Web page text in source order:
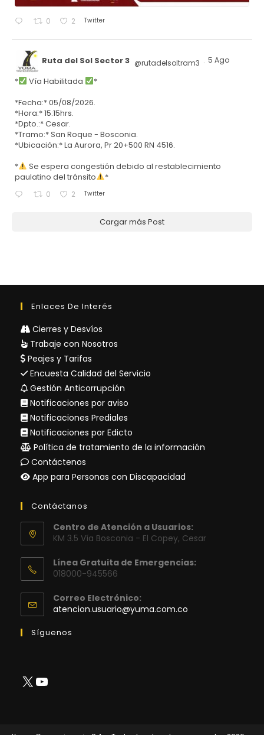
0 2 Twitter
Ruta del Sol Sector 3 @rutadelsoltram3 · 5 Ago
* Vía Habilitada
*
*Fecha:* 05/08/2026.
*Hora:* 15:15hrs.
*Dpto.:* Cesar.
*Tramo:* San Roque - Bosconia.
*Ubicación:* La Aurora, Pr 20+500 RN 4516.
*
Se espera congestión debido al restablecimiento
paulatino del tránsito
*
0 2 Twitter
Cargar más Post
Enlaces De Interés
Cierres y Desvíos
Trabaje con Nosotros
Peajes y Tarifas
Encuesta Calidad del Servicio
Gestión Anticorrupción
Notificaciones por aviso
Notificaciones Prediales
Notificaciones por Edicto
Política de tratamiento de la información
Contáctenos
App para Personas con Discapacidad
Contáctanos
Centro de Atención a Usuarios:
KM 3.5 Vía Bosconia - El Copey, Cesar
Línea Gratuita de Emergencias:
018000-945566
Correo Electrónico:
atencion.usuario@yuma.com.co
Síguenos
X YouTube